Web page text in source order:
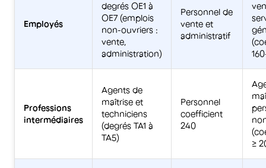
Employés
degrés OE1 à
OE7 (emplois
non-ouvriers :
vente,
administration)
Personnel de
vente et
administratif
Professions
intermédiaires
Agents de
maîtrise et
techniciens
(degrés TA1 à
TA5)
Personnel
coefficient
240
≥